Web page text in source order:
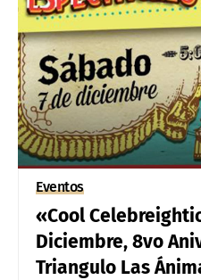
Eventos
«Cool
Diciembre, 8vo
Triangulo Las